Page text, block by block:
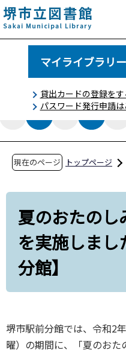
こ
の
ペ
で
マイライブラリー
貸出カードの登録を
パスワード発行申請は
現在のページ トップページ
【堺市駅前分館
夏のおたのし
を実施しま
分館】
堺市駅前分館では、令和2
曜）の期間に、「夏のお